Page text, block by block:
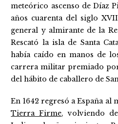
meteórico ascenso de Díaz
años cuarenta del siglo
general y almirante de la
Rescató la isla de Santa
había caído en manos de
carrera militar premiado
del hábito de caballero de
En 1642 regresó a España al
Tierra Firme, volviendo